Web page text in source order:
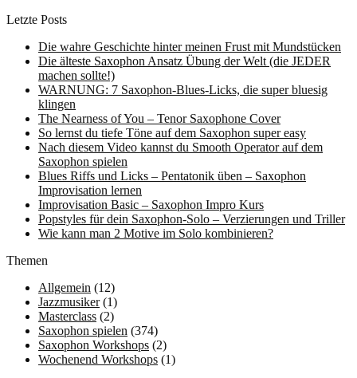
Letzte Posts
Die wahre Geschichte hinter meinen Frust mit Mundstücken
Die älteste Saxophon Ansatz Übung der Welt (die JEDER
machen sollte!)
WARNUNG: 7 Saxophon-Blues-Licks, die super bluesig
klingen
The Nearness of You – Tenor Saxophone Cover
So lernst du tiefe Töne auf dem Saxophon super easy
Nach diesem Video kannst du Smooth Operator auf dem
Saxophon spielen
Blues Riffs und Licks – Pentatonik üben – Saxophon
Improvisation lernen
Improvisation Basic – Saxophon Impro Kurs
Popstyles für dein Saxophon-Solo – Verzierungen und Triller
Wie kann man 2 Motive im Solo kombinieren?
Themen
Allgemein (12)
Jazzmusiker(1)
Masterclass (2)
Saxophon spielen (374)
Saxophon Workshops (2)
Wochenend Workshops (1)